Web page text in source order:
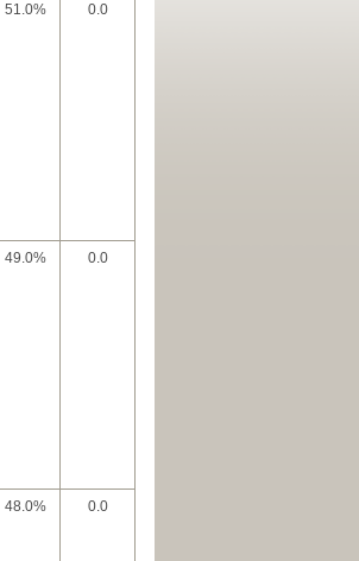
51.0% 0.0
49.0% 0.0
48.0% 0.0